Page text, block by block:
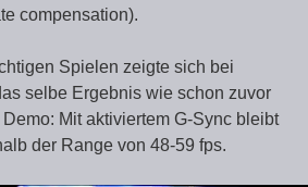
compensation).
Spielen zeigte sich bei
selbe Ergebnis wie schon zuvor
Mit aktiviertem G-Sync bleibt
der Range von 48-59 fps.